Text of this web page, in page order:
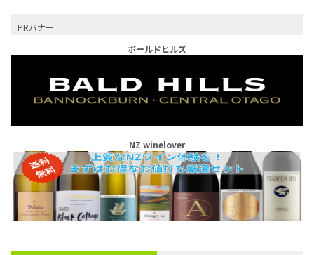
PRバナー
ボールドヒルズ
NZ winelover